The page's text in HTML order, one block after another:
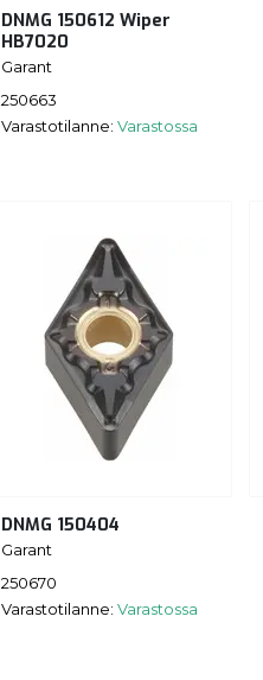
DNMG 150612 Wiper
HB7020
Garant
250663
Varastotilanne: Varastossa
DNMG 150404
Garant
250670
Varastotilanne: Varastossa